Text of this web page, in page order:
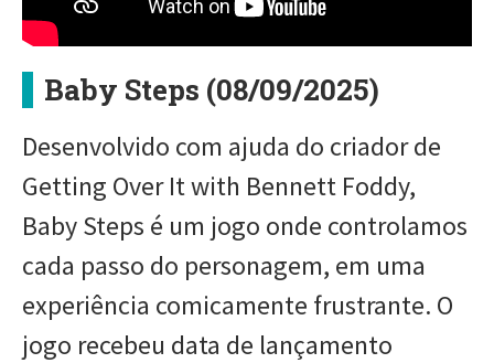
Baby Steps (08/09/2025)
Desenvolvido com ajuda do criador de
Getting Over It with Bennett Foddy,
Baby Steps é um jogo onde controlamos
cada passo do personagem, em uma
experiência comicamente frustrante. O
jogo recebeu data de lançamento